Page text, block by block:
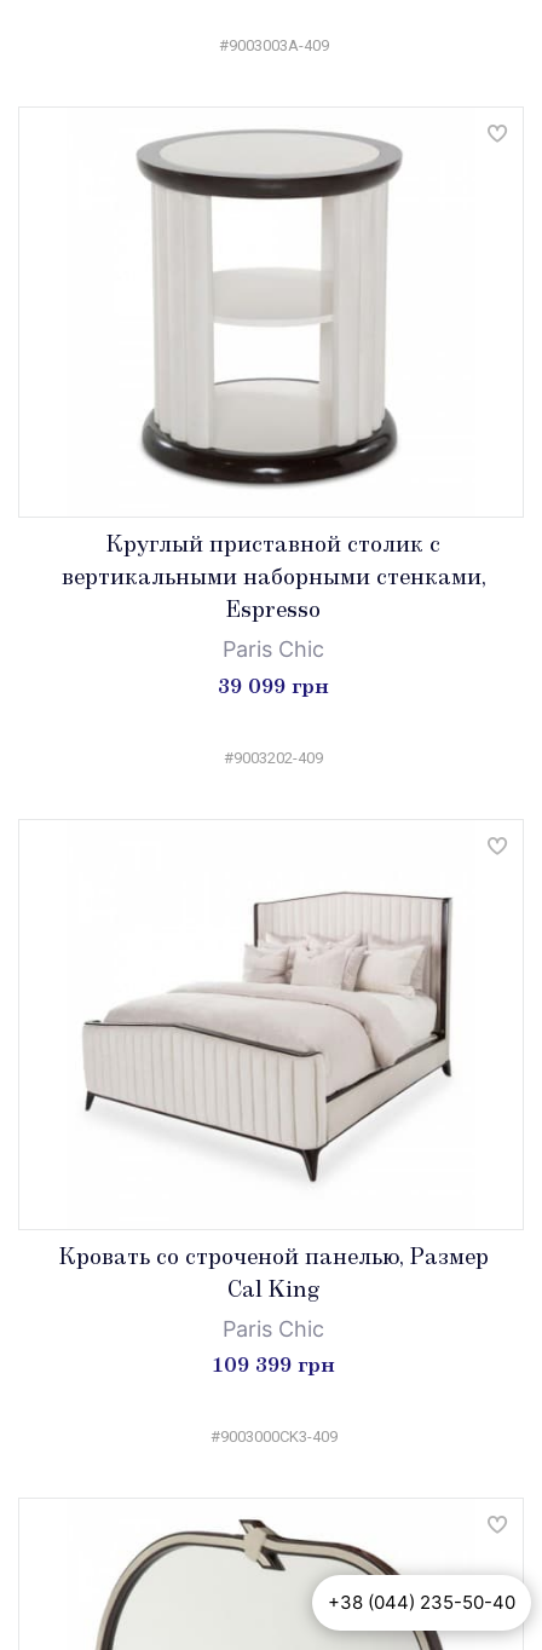
#9003003A-409
Круглый приставной столик с
вертикальными наборными стенками,
Espresso
Paris Chic
39 099 грн
#9003202-409
Кровать со строченой панелью, Размер
Cal King
Paris Chic
109 399 грн
#9003000CK3-409
+38 (044) 235-50-40